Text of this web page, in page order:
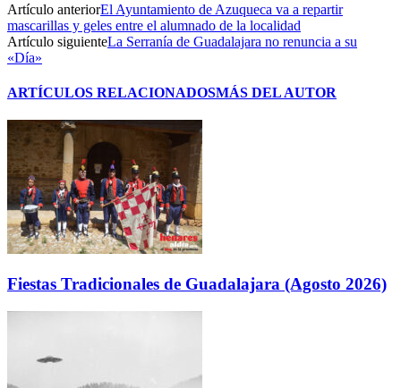
Artículo anteriorEl Ayuntamiento de Azuqueca va a repartir
mascarillas y geles entre el alumnado de la localidad
Artículo siguienteLa Serranía de Guadalajara no renuncia a su
«Día»
ARTÍCULOS RELACIONADOSMÁS DEL AUTOR
Fiestas Tradicionales de Guadalajara (Agosto 2026)